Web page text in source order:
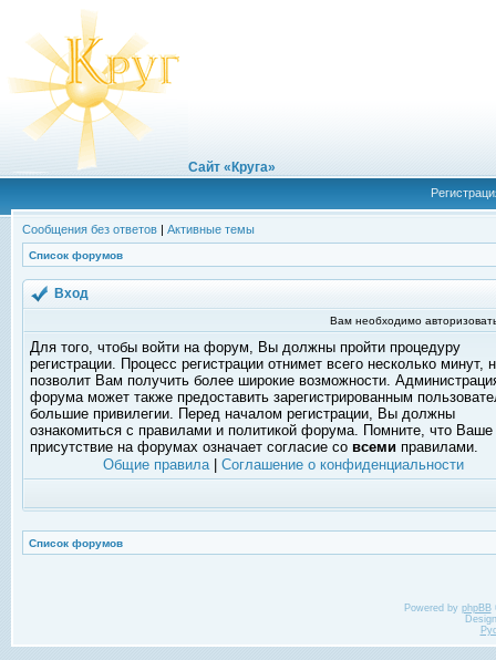
Сайт «Круга»
Сообщения без ответов | Активные темы
Список форумов
Вход
Вам необходимо
Для того, чтобы войти на форум, Вы должны пройти процедуру
регистрации. Процесс регистрации отнимет всего несколько минут,
позволит Вам получить более широкие возможности.
форума может также предоставить зарегистрированным
большие привилегии. Перед началом регистрации, Вы должны
ознакомиться с правилами и политикой форума. Помните, что Ваше
присутствие на форумах означает согласие со всеми правилами.
Общие правила| Соглашение о конфиденциальности
Список форумов
Powered by phpBB